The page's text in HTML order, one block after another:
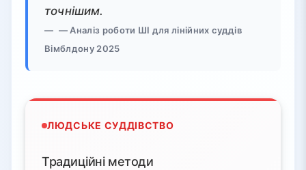
точнішим.
— Аналіз роботи ШІ для лінійних суддів
Вімблдону 2025
ЛЮДСЬКЕ СУДДІВСТВО
Традиційні методи